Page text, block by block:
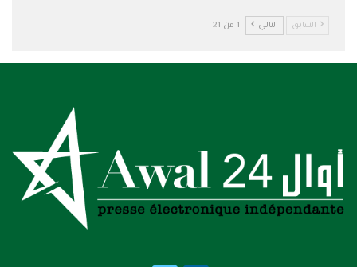
السابق التالي 1 من 21